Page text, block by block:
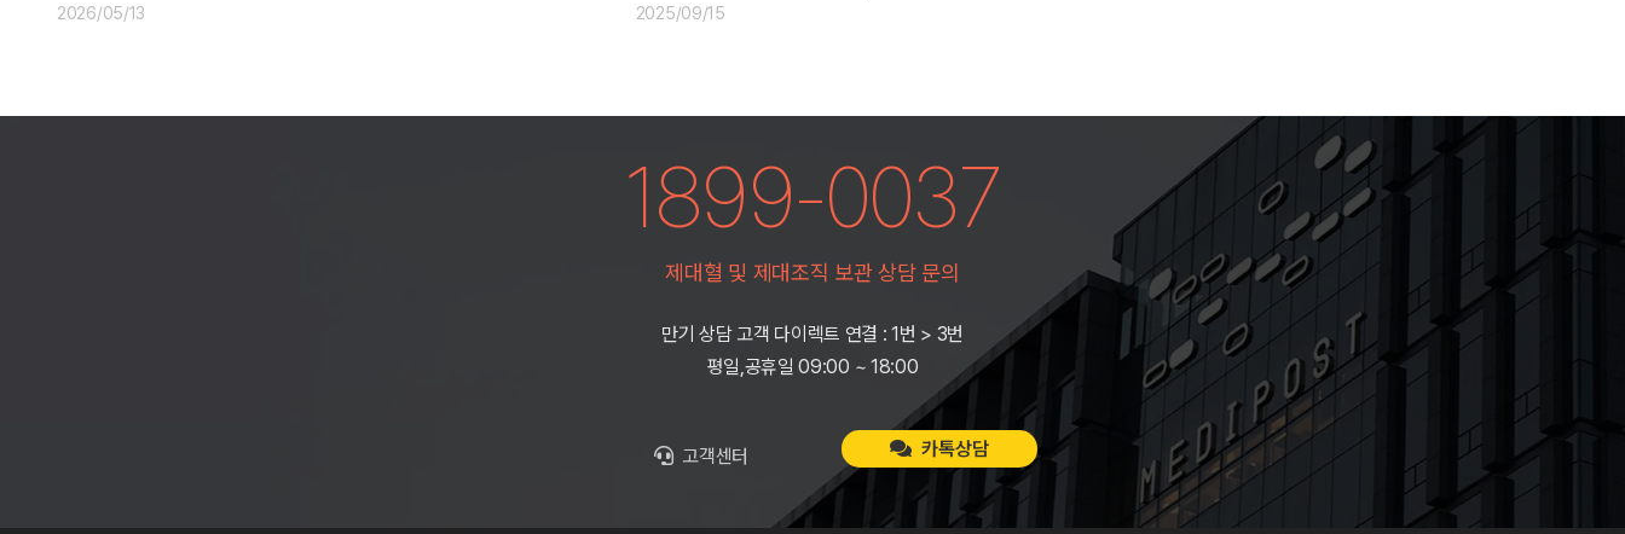
2026/05/13 2025/09/15
1899-0037
제대혈 및 제대조직 보관 상담 문의
만기 상담 고객 다이렉트 연결 : 1번 > 3번
평일,공휴일 09:00 ~ 18:00
고객센터 카톡상담